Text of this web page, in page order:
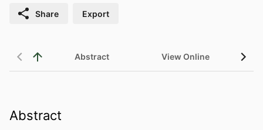
Share Export
Abstract View Online
Abstract